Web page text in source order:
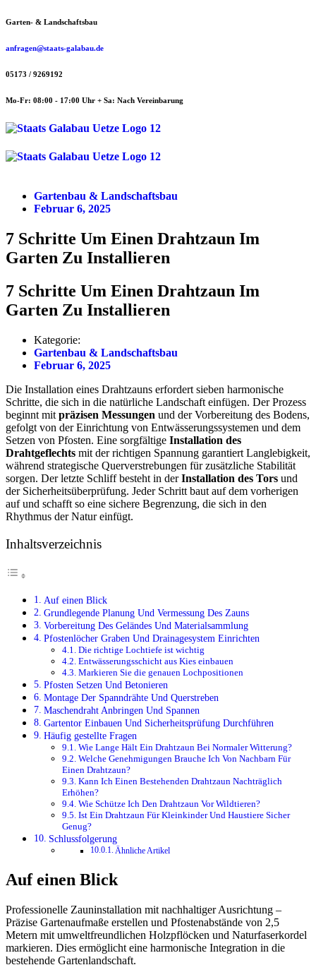
Zum
springen
Garten- & Landschaftsbau
anfragen@staats-galabau.de
05173 / 9269192
Mo-Fr: 08:00 - 17:00 Uhr + Sa: Nach Vereinbarung
Gartenbau & Landschaftsbau
Februar 6, 2025
7 Schritte Um Einen Drahtzaun Im
Garten Zu Installieren
7 Schritte Um Einen Drahtzaun Im
Garten Zu Installieren
Kategorie:
Gartenbau & Landschaftsbau
Februar 6, 2025
Die Installation eines Drahtzauns erfordert sieben harmonische
Schritte, die sich in die natürliche Landschaft einfügen. Der Prozess
beginnt mit präzisen Messungen und der Vorbereitung des Bodens,
gefolgt von der Einrichtung von Entwässerungssystemen und dem
Setzen von Pfosten. Eine sorgfältige Installation des
Drahtgeflechts mit der richtigen Spannung garantiert Langlebigkeit,
während strategische Querverstrebungen für zusätzliche Stabilität
sorgen. Der letzte Schliff besteht in derInstallation des Tors und
der Sicherheitsüberprüfung. Jeder Schritt baut auf dem vorherigen
auf und schafft so eine sichere Begrenzung, die sich in den
Rhythmus der Natur einfügt.
Inhaltsverzeichnis
Auf einen Blick
Grundlegende Planung Und Vermessung Des Zauns
Vorbereitung Des Geländes Und Materialsammlung
Pfostenlöcher Graben Und Drainagesystem Einrichten
Die richtige Lochtiefe ist wichtig
Entwässerungsschicht aus Kies einbauen
Markieren Sie die genauen Lochpositionen
Pfosten Setzen Und Betonieren
Montage Der Spanndrähte Und Querstreben
Maschendraht Anbringen Und Spannen
Gartentor Einbauen Und Sicherheitsprüfung Durchführen
Häufig gestellte Fragen
Wie Lange Hält Ein Drahtzaun Bei Normaler Witterung?
Welche Genehmigungen Brauche Ich Von Nachbarn Für
Einen Drahtzaun?
Kann Ich Einen Bestehenden Drahtzaun Nachträglich
Erhöhen?
Wie Schütze Ich Den Drahtzaun Vor Wildtieren?
Ist Ein Drahtzaun Für Kleinkinder Und Haustiere Sicher
Genug?
Schlussfolgerung
Ähnliche Artikel
Auf einen Blick
Professionelle Zauninstallation mit nachhaltiger Ausrichtung –
Präzise Gartenaufmaße erstellen und Pfostenabstände von 2,5
Metern mit umweltfreundlichen Holzpflöcken und Naturfaserkordel
markieren. Dies ermöglicht eine harmonische Integration in die
bestehende Gartenlandschaft.